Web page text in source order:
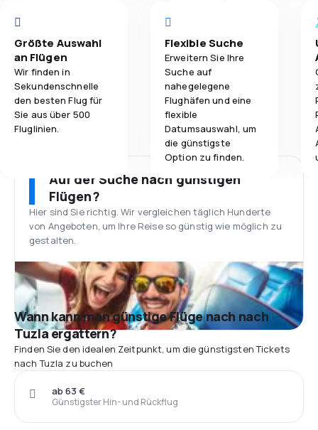
Größte Auswahl
an Flügen
Wir finden in
Sekundenschnelle
den besten Flug für
Sie aus über 500
Fluglinien.
Flexible Suche
Erweitern Sie Ihre
Suche auf
nahegelegene
Flughäfen und eine
flexible
Datumsauswahl, um
die günstigste
Option zu finden.
Auf der Suche nach günstigen
Flügen?
Hier sind Sie richtig. Wir vergleichen täglich Hunderte
von Angeboten, um Ihre Reise so günstig wie möglich zu
gestalten.
Wann kann man günstige Flüge nach nach
Tuzla ergattern?
Finden Sie den idealen Zeitpunkt, um die günstigsten Tickets
nach Tuzla zu buchen
Günstigster Hin- und Rückflug
ab 63 €